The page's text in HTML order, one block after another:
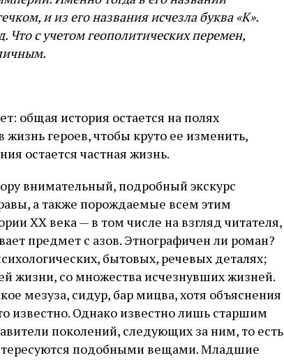
и из его названия исчезла буква «К».
Что с учетом геополитических перемен,
общая история остается на полях
жизнь героев, чтобы круто ее изменить,
остается частная жизнь.
внимательный, подробный экскурс
а также порождаемые всем этим
XX века — в том числе на взгляд читателя,
предмет с азов. Этнографичен ли роман?
бытовых, речевых деталях;
жизни, со множества исчезнувших жизней.
мезуза, сидур, бар мицва, хотя объяснения
известно. Однако известно лишь старшим
поколений, следующих за ним, то есть
подобными вещами. Младшие